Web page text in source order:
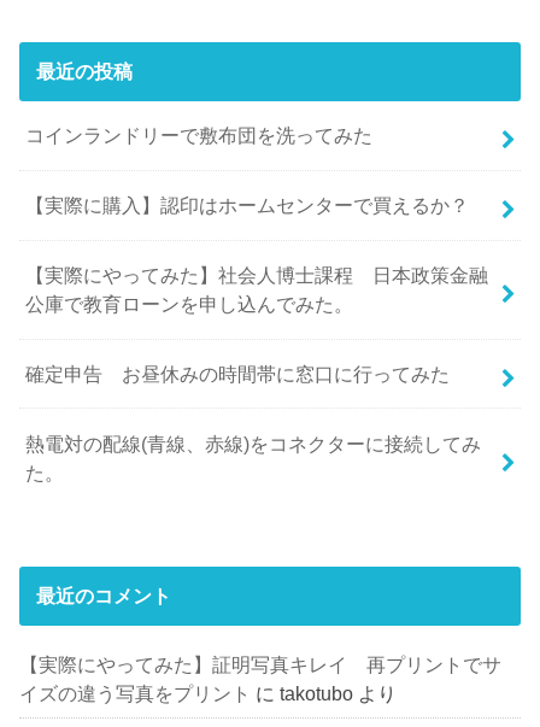
最近の投稿
コインランドリーで敷布団を洗ってみた
【実際に購入】認印はホームセンターで買えるか？
【実際にやってみた】社会人博士課程 日本政策金融
公庫で教育ローンを申し込んでみた。
確定申告 お昼休みの時間帯に窓口に行ってみた
熱電対の配線(青線、赤線)をコネクターに接続してみ
た。
最近のコメント
【実際にやってみた】証明写真キレイ 再プリントでサ
イズの違う写真をプリント にtakotubo より